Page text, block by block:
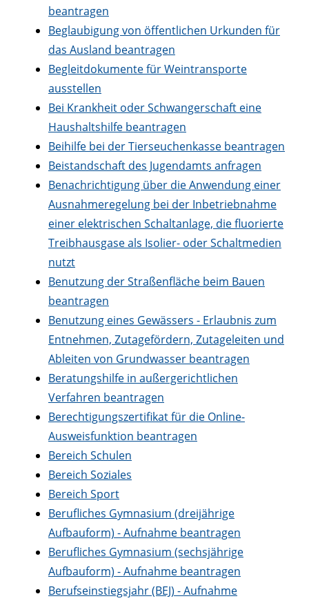
beantragen
Beglaubigung von öffentlichen Urkunden für
das Ausland beantragen
Begleitdokumente für Weintransporte
ausstellen
Bei Krankheit oder Schwangerschaft eine
Haushaltshilfe beantragen
Beihilfe bei der Tierseuchenkasse beantragen
Beistandschaft des Jugendamts anfragen
Benachrichtigung über die Anwendung einer
Ausnahmeregelung bei der Inbetriebnahme
einer elektrischen Schaltanlage, die fluorierte
Treibhausgase als Isolier- oder Schaltmedien
nutzt
Benutzung der Straßenfläche beim Bauen
beantragen
Benutzung eines Gewässers - Erlaubnis zum
Entnehmen, Zutagefördern, Zutageleiten und
Ableiten von Grundwasser beantragen
Beratungshilfe in außergerichtlichen
Verfahren beantragen
Berechtigungszertifikat für die Online-
Ausweisfunktion beantragen
Bereich Schulen
Bereich Soziales
Bereich Sport
Berufliches Gymnasium (dreijährige
Aufbauform) - Aufnahme beantragen
Berufliches Gymnasium (sechsjährige
Aufbauform) - Aufnahme beantragen
Berufseinstiegsjahr (BEJ) - Aufnahme